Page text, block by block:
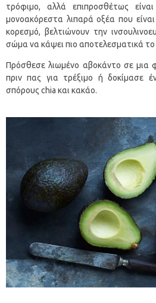
τρόφιμο, αλλά επιπροσθέτως
μονοακόρεστα λιπαρά οξέα που
κορεσμό, βελτιώνουν την
σώμα να κάψει πιο αποτελεσματικά το
Πρόσθεσε λιωμένο αβοκάντο σε μια
πριν πας για τρέξιμο ή δοκίμασε
σπόρους chia και κακάο.